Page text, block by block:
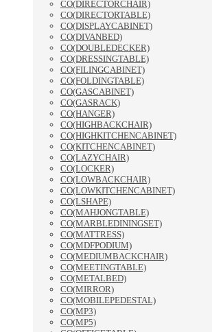
CO(DIRECTORCHAIR)
CO(DIRECTORTABLE)
CO(DISPLAYCABINET)
CO(DIVANBED)
CO(DOUBLEDECKER)
CO(DRESSINGTABLE)
CO(FILINGCABINET)
CO(FOLDINGTABLE)
CO(GASCABINET)
CO(GASRACK)
CO(HANGER)
CO(HIGHBACKCHAIR)
CO(HIGHKITCHENCABINET)
CO(KITCHENCABINET)
CO(LAZYCHAIR)
CO(LOCKER)
CO(LOWBACKCHAIR)
CO(LOWKITCHENCABINET)
CO(LSHAPE)
CO(MAHJONGTABLE)
CO(MARBLEDININGSET)
CO(MATTRESS)
CO(MDFPODIUM)
CO(MEDIUMBACKCHAIR)
CO(MEETINGTABLE)
CO(METALBED)
CO(MIRROR)
CO(MOBILEPEDESTAL)
CO(MP3)
CO(MP5)